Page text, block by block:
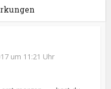
um 11:21 Uhr